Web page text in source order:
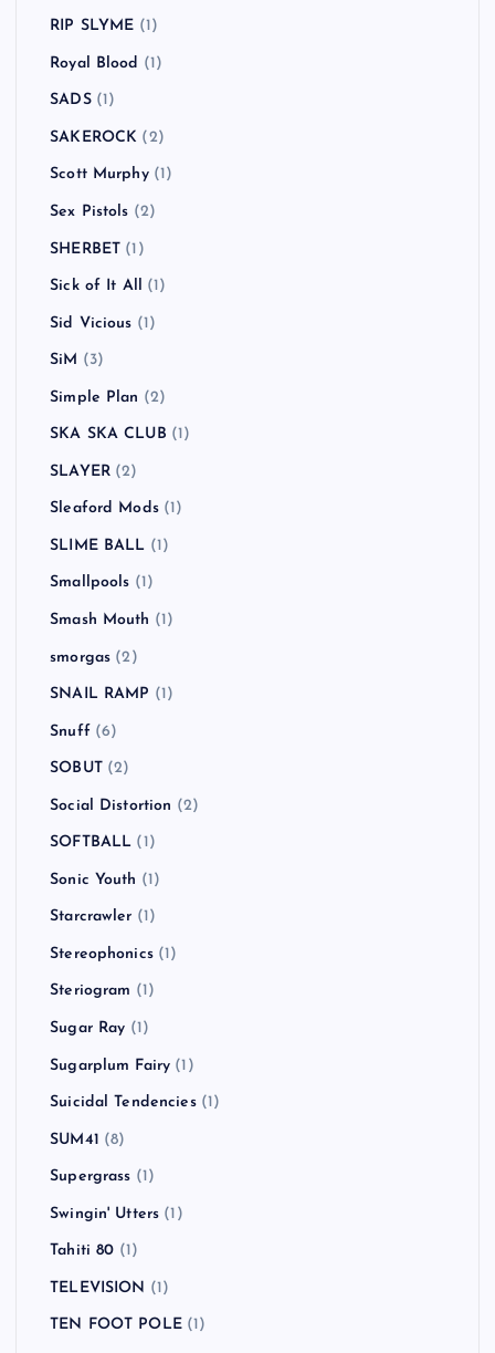
RIP SLYME (1)
Royal Blood (1)
SADS(1)
SAKEROCK (2)
Scott Murphy(1)
Sex Pistols (2)
SHERBET (1)
Sick of It All (1)
Sid Vicious (1)
SiM (3)
Simple Plan (2)
SKA SKA CLUB (1)
SLAYER(2)
Sleaford Mods(1)
SLIME BALL (1)
Smallpools (1)
Smash Mouth (1)
smorgas (2)
SNAIL RAMP (1)
Snuff (6)
SOBUT(2)
Social Distortion (2)
SOFTBALL (1)
Sonic Youth (1)
Starcrawler (1)
Stereophonics(1)
Steriogram (1)
Sugar Ray (1)
Sugarplum Fairy (1)
Suicidal Tendencies(1)
SUM41 (8)
Supergrass (1)
Swingin' Utters (1)
Tahiti 80 (1)
TELEVISION (1)
TEN FOOT POLE(1)